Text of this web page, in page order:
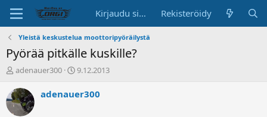
Kirjaudu sisään Rekisteröidy
Yleistä keskustelua moottoripyöräilystä
Pyörää pitkälle kuskille?
K
s
k
adenauer300
A
o
9.12.2013
adenauer300